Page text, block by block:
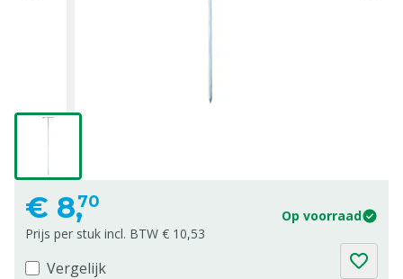
€ 8,70
Op voorraad
Prijs per stuk incl. BTW € 10,53
Vergelijk